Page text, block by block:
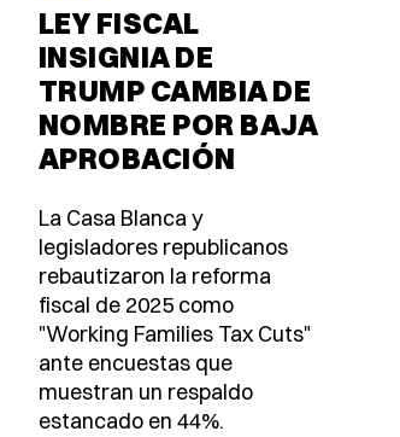
LEY FISCAL
INSIGNIA DE
TRUMP CAMBIA DE
NOMBRE POR BAJA
APROBACIÓN
La Casa Blanca y
legisladores republicanos
rebautizaron la reforma
fiscal de 2025 como
"Working Families Tax Cuts"
ante encuestas que
muestran un respaldo
estancado en 44%.